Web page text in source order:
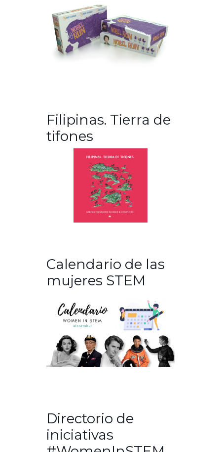
Filipinas. Tierra de
tifones
Calendario de las
mujeres STEM
Directorio de
iniciativas